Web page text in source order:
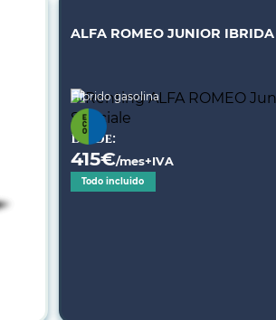
ALFA ROMEO JUNIOR
Híbrido gasolina
Desde:
415€/mes+IVA
Todo incluido